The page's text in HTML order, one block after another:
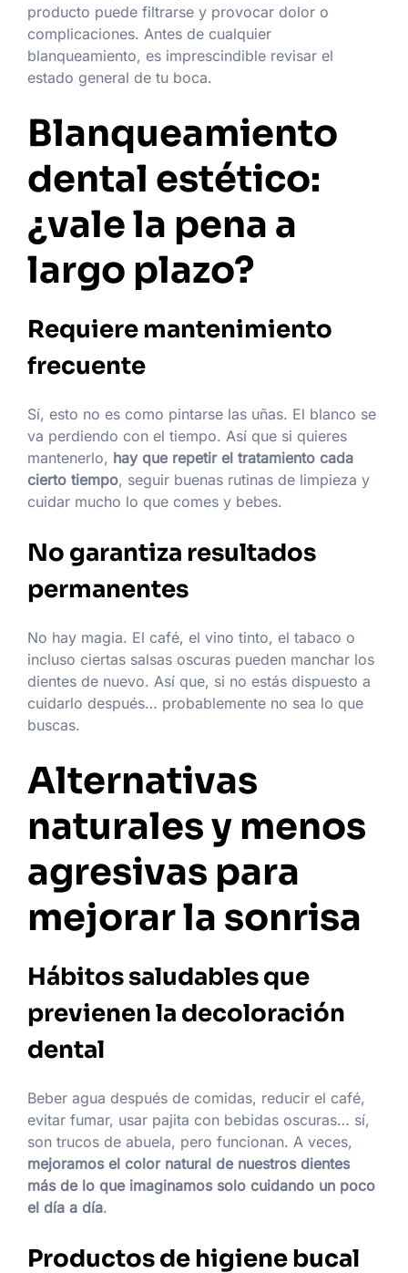
producto puede filtrarse y provocar dolor o
complicaciones. Antes de cualquier
blanqueamiento, es imprescindible revisar el
estado general de tu boca.
Blanqueamiento
dental estético:
¿vale la pena a
largo plazo?
Requiere mantenimiento
frecuente
Sí, esto no es como pintarse las uñas. El blanco se
va perdiendo con el tiempo. Así que si quieres
mantenerlo, hay que repetir el tratamiento cada
cierto tiempo, seguir buenas rutinas de limpieza y
cuidar mucho lo que comes y bebes.
No garantiza resultados
permanentes
No hay magia. El café, el vino tinto, el tabaco o
incluso ciertas salsas oscuras pueden manchar los
dientes de nuevo. Así que, si no estás dispuesto a
cuidarlo después… probablemente no sea lo que
buscas.
Alternativas
naturales y menos
agresivas para
mejorar la sonrisa
Hábitos saludables que
previenen la decoloración
dental
Beber agua después de comidas, reducir el café,
evitar fumar, usar pajita con bebidas oscuras… sí,
son trucos de abuela, pero funcionan. A veces,
mejoramos el color natural de nuestros dientes
más de lo que imaginamos solo cuidando un poco
el día a día.
Productos de higiene bucal